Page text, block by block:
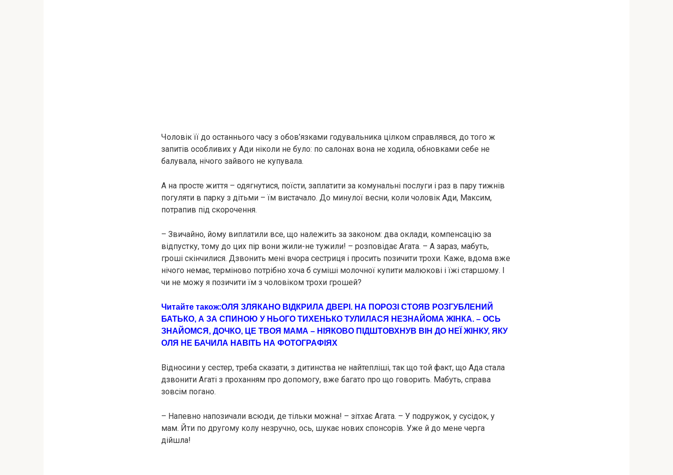
Чоловік її до останнього часу з обов’язками годувальника цілком справлявся, до того ж
запитів особливих у Ади ніколи не було: по салонах вона не ходила, обновками себе не
балувала, нічого зайвого не купувала.
А на просте життя – одягнутися, поїсти, заплатити за комунальні послуги і раз в пару тижнів
погуляти в парку з дітьми – їм вистачало. До минулої весни, коли чоловік Ади, Максим,
потрапив під скорочення.
– Звичайно, йому виплатили все, що належить за законом: два оклади, компенсацію за
відпустку, тому до цих пір вони жили-не тужили! – розповідає Агата. – А зараз, мабуть,
гроші скінчилися. Дзвонить мені вчора сестриця і просить позичити трохи. Каже, вдома вже
нічого немає, терміново потрібно хоча б суміші молочної купити малюкові і їжі старшому. І
чи не можу я позичити їм з чоловіком трохи грошей?
Читайте також:ОЛЯ ЗЛЯКАНО ВІДКРИЛА ДВЕРІ. НА ПОРОЗІ СТОЯВ РОЗГУБЛЕНИЙ
БАТЬКО, А ЗА СПИНОЮ У НЬОГО ТИХЕНЬКО ТУЛИЛАСЯ НЕЗНАЙОМА ЖІНКА. – ОСЬ
ЗНАЙОМСЯ, ДОЧКO, ЦЕ ТВОЯ МАМА – НІЯКОВО ПІДШТОВХНУВ ВІН ДО НЕЇ ЖІНКУ, ЯКУ
ОЛЯ НЕ БАЧИЛА НАВІТЬ НА ФОТОГРАФІЯХ
Відносини у сестер, треба сказати, з дитинства не найтепліші, так що той факт, що Ада стала
дзвонити Агаті з проханням про допомогу, вже багато про що говорить. Мабуть, справа
зовсім погано.
– Напевно напозичали всюди, де тільки можна! – зітхає Агата. – У подружок, у сусідок, у
мам. Йти по другому колу незручно, ось, шукає нових спонсорів. Уже й до мене черга
дійшла!